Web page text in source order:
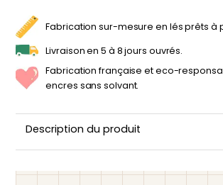
Fabrication sur-mesure en lés prêts à
Livraison en 5 à 8 jours ouvrés.
Fabrication française et eco-
encres sans solvant.
Description du produit